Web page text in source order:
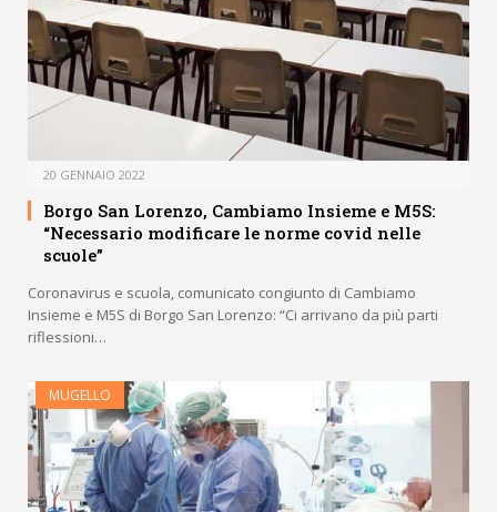
20 GENNAIO 2022
Borgo San Lorenzo, Cambiamo Insieme e M5S:
“Necessario modificare le norme covid nelle
scuole”
Coronavirus e scuola, comunicato congiunto di Cambiamo
Insieme e M5S di Borgo San Lorenzo: “Ci arrivano da più parti
riflessioni…
MUGELLO